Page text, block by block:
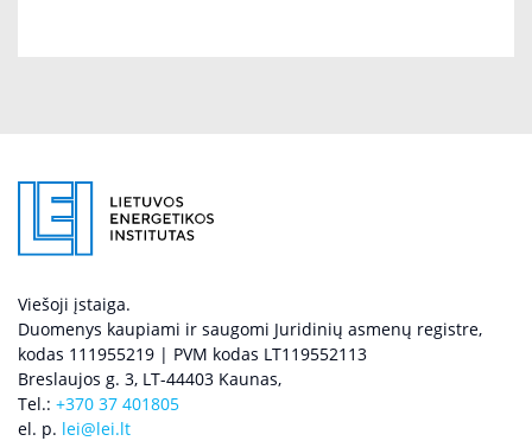
Viešoji įstaiga.
Duomenys kaupiami ir saugomi Juridinių asmenų registre,
kodas 111955219 | PVM kodas LT119552113
Breslaujos g. 3, LT-44403 Kaunas,
Tel.: +370 37 401805
el. p. lei@lei.lt